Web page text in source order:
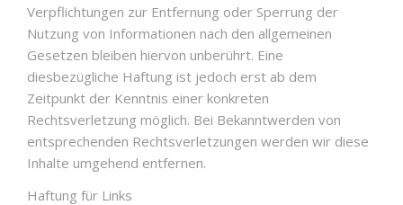
Verpflichtungen zur Entfernung oder Sperrung der
Nutzung von Informationen nach den allgemeinen
Gesetzen bleiben hiervon unberührt. Eine
diesbezügliche Haftung ist jedoch erst ab dem
Zeitpunkt der Kenntnis einer konkreten
Rechtsverletzung möglich. Bei Bekanntwerden von
entsprechenden Rechtsverletzungen werden wir diese
Inhalte umgehend entfernen.
Haftung für Links